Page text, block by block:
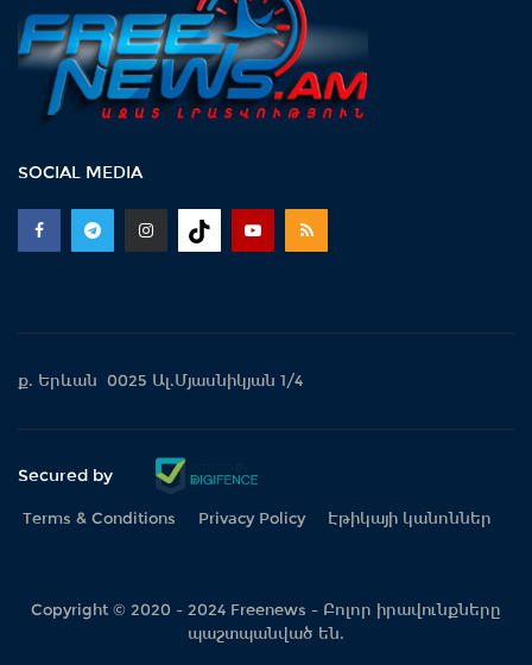
SOCIAL MEDIA
ք. Երևան 0025 Ալ.Մյասնիկյան 1/4
Secured by
Terms & Conditions Privacy Policy Էթիկայի կանոններ
Copyright © 2020 - 2024 Freenews - Բոլոր իրավունքները
պաշտպանված են.